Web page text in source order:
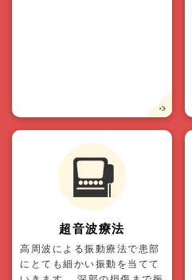
超音波療法
高周波による振動療法で患部
にとても細かい振動を当てて